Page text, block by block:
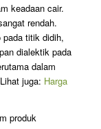
keadaan cair.
rendah.
titik didih,
dialektik pada
dalam
juga: Harga
produk